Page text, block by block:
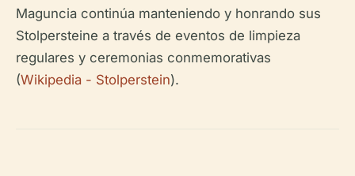
Maguncia continúa manteniendo y honrando sus
Stolpersteine a través de eventos de limpieza
regulares y ceremonias conmemorativas
(Wikipedia - Stolperstein).